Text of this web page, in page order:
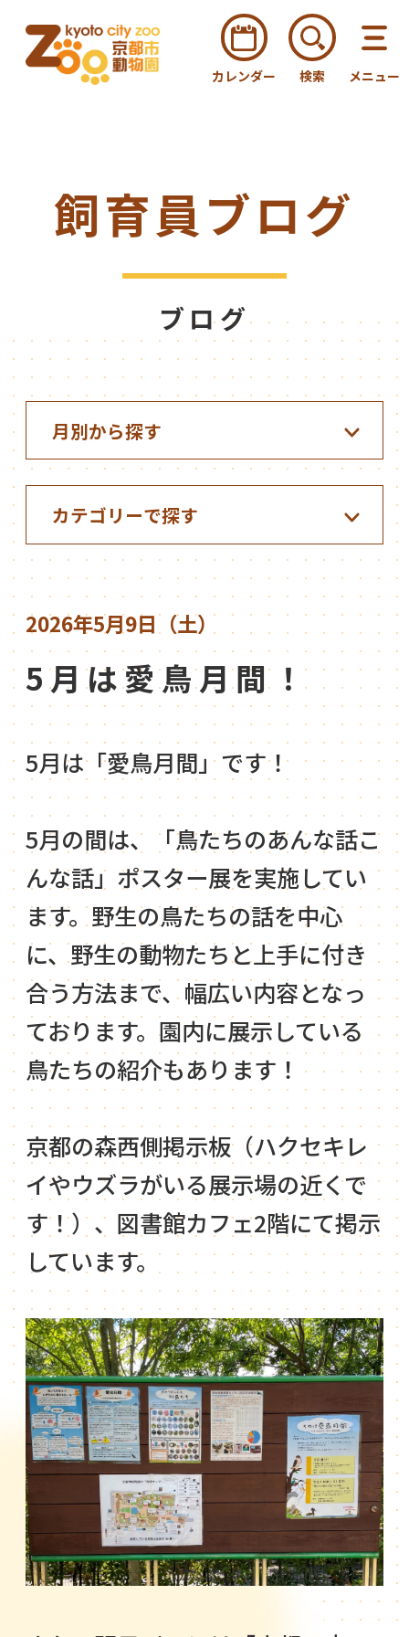
カレンダー 検索 メニュー
飼育員ブログ
ブログ
2026年5月9日（土）
5月は愛鳥月間！
5月は「愛鳥月間」です！
5月の間は、「鳥たちのあんな話こ
んな話」ポスター展を実施してい
ます。野生の鳥たちの話を中心
に、野生の動物たちと上手に付き
合う方法まで、幅広い内容となっ
ております。園内に展示している
鳥たちの紹介もあります！
京都の森西側掲示板（ハクセキレ
イやウズラがいる展示場の近くで
す！）、図書館カフェ2階にて掲示
しています。